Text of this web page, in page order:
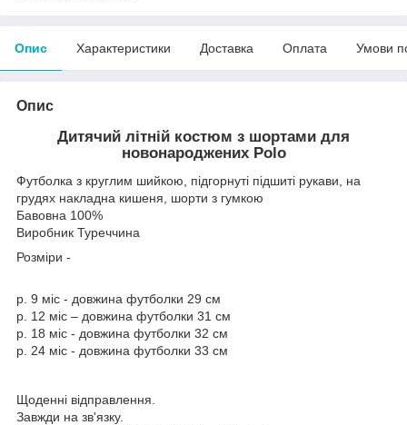
Опис Характеристики Доставка Оплата Умови
Опис
Дитячий літній костюм з шортами для
новонароджених Polo
Футболка з круглим шийкою, підгорнуті підшиті рукави, на
грудях накладна кишеня, шорти з гумкою
Бавовна 100%
Виробник Туреччина
Розміри -
р. 9 міс - довжина футболки 29 см
р. 12 міс – довжина футболки 31 см
р. 18 міс - довжина футболки 32 см
р. 24 міс - довжина футболки 33 см
Щоденні відправлення.
Завжди на зв'язку.